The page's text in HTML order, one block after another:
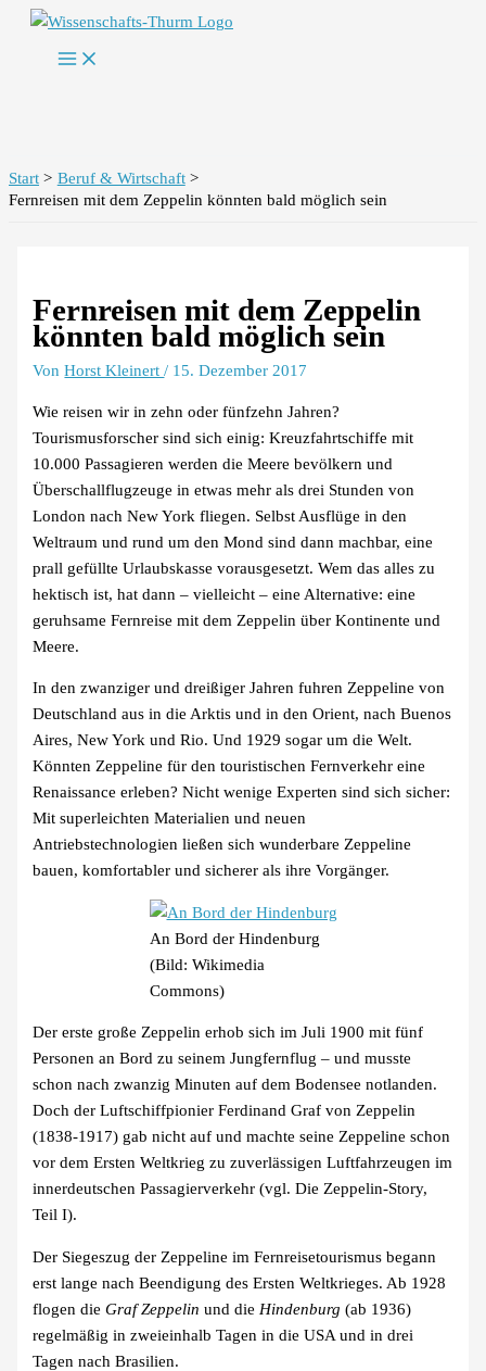
Zum
Start
Beruf & Wirtschaft
Fernreisen mit dem Zeppelin könnten bald möglich sein
Fernreisen mit dem Zeppelin
könnten bald möglich sein
VonHorst Kleinert/ 15. Dezember 2017
Wie reisen wir in zehn oder fünfzehn Jahren?
Tourismusforscher sind sich einig: Kreuzfahrtschiffe mit
10.000 Passagieren werden die Meere bevölkern und
Überschallflugzeuge in etwas mehr als drei Stunden von
London nach New York fliegen. Selbst Ausflüge in den
Weltraum und rund um den Mond sind dann machbar, eine
prall gefüllte Urlaubskasse vorausgesetzt. Wem das alles zu
hektisch ist, hat dann – vielleicht – eine Alternative: eine
geruhsame Fernreise mit dem Zeppelin über Kontinente und
Meere.
In den zwanziger und dreißiger Jahren fuhren Zeppeline von
Deutschland aus in die Arktis und in den Orient, nach Buenos
Aires, New York und Rio. Und 1929 sogar um die Welt.
Könnten Zeppeline für den touristischen Fernverkehr eine
Renaissance erleben? Nicht wenige Experten sind sich sicher:
Mit superleichten Materialien und neuen
Antriebstechnologien ließen sich wunderbare Zeppeline
bauen, komfortabler und sicherer als ihre Vorgänger.
An Bord der Hindenburg
(Bild: Wikimedia
Commons)
Der erste große Zeppelin erhob sich im Juli 1900 mit fünf
Personen an Bord zu seinem Jungfernflug – und musste
schon nach zwanzig Minuten auf dem Bodensee notlanden.
Doch der Luftschiffpionier Ferdinand Graf von Zeppelin
(1838-1917) gab nicht auf und machte seine Zeppeline schon
vor dem Ersten Weltkrieg zu zuverlässigen Luftfahrzeugen im
innerdeutschen Passagierverkehr (vgl. Die Zeppelin-Story,
Teil I).
Der Siegeszug der Zeppeline im Fernreisetourismus begann
erst lange nach Beendigung des Ersten Weltkrieges. Ab 1928
flogen dieGraf Zeppelin und die Hindenburg(ab 1936)
regelmäßig in zweieinhalb Tagen in die USA und in drei
Tagen nach Brasilien.